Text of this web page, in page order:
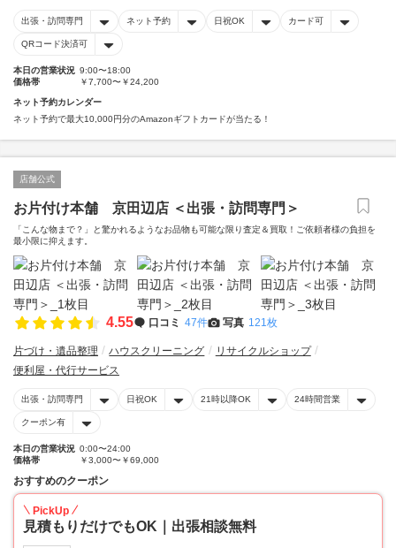
出張・訪問専門 ネット予約 日祝OK カード可
QRコード決済可
本日の営業状況 9:00〜18:00
価格帯
￥7,700〜￥24,200
ネット予約カレンダー
ネット予約で最大10,000円分のAmazonギフトカードが当たる！
店舗公式
お片付け本舗 京田辺店 ＜出張・訪問専門＞
「こんな物まで？」と驚かれるようなお品物も可能な限り査定＆買取！ご依頼者様の負担を
最小限に抑えます。
4.55 口コミ 47件 写真 121枚
片づけ・遺品整理 ハウスクリーニング
リサイクルショップ
便利屋・代行サービス
出張・訪問専門 日祝OK 21時以降OK 24時間営業
クーポン有
本日の営業状況 0:00〜24:00
価格帯
￥3,000〜￥69,000
おすすめのクーポン
PickUp
見積もりだけでもOK｜出張相談無料